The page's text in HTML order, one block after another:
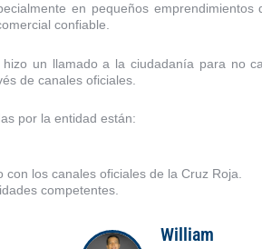
en pequeños
confiable.
un llamado a la ciudadanía para no
de canales oficiales.
por la entidad están:
los canales oficiales de la Cruz Roja.
competentes.
William